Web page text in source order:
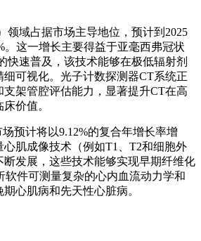
领域占据市场主导地位，预计到2025
。这一增长主要得益于亚毫西弗冠状
快速普及，该技术能够在极低辐射剂
可视化。光子计数探测器CT系统正
架管腔评估能力，显著提升CT在高
价值。
预计将以9.12%的复合年增长率增
肌成像技术（例如T1、T2和细胞外
发展，这些技术能够实现早期纤维化
软件可测量复杂的心内血流动力学和
心肌病和先天性心脏病。